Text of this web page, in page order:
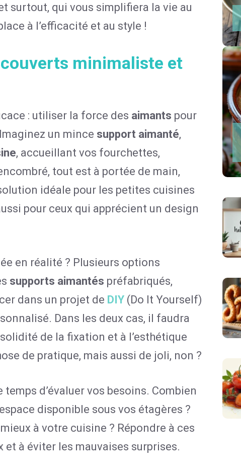
surtout, qui vous simplifiera la vie au
à l’efficacité et au style !
couverts minimaliste et
: utiliser la force des aimants pour
un mince support aimanté,
, accueillant vos fourchettes,
tout est à portée de main,
idéale pour les petites cuisines
pour ceux qui apprécient un design
en réalité ? Plusieurs options
supports aimantés préfabriqués,
dans un projet de DIY (Do It Yourself)
Dans les deux cas, il faudra
de la fixation et à l’esthétique
de pratique, mais aussi de joli, non ?
d’évaluer vos besoins. Combien
disponible sous vos étagères ?
à votre cuisine ? Répondre à ces
à éviter les mauvaises surprises.